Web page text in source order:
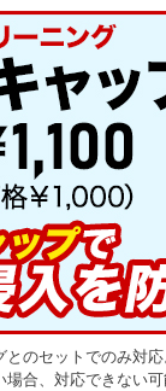
のセットでのみ対応
合、対応できない可